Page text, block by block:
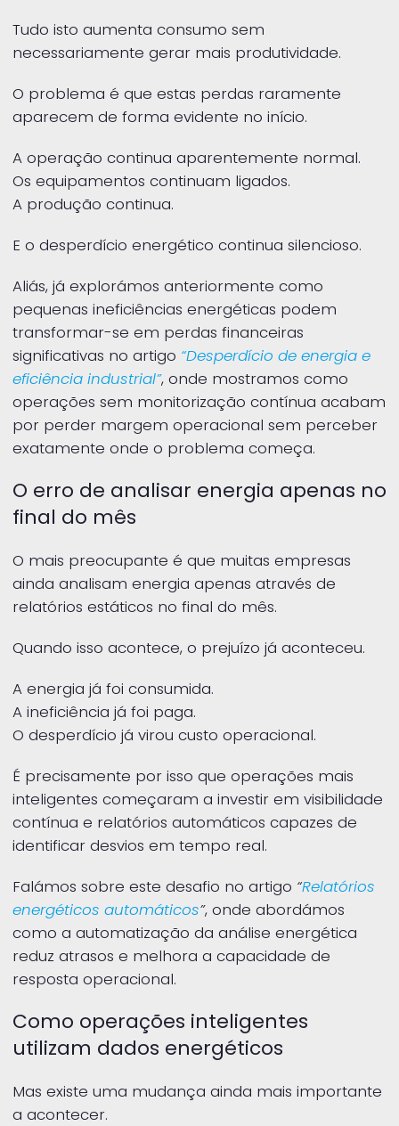
Tudo isto aumenta consumo sem
necessariamente gerar mais produtividade.
O problema é que estas perdas raramente
aparecem de forma evidente no início.
A operação continua aparentemente normal.
Os equipamentos continuam ligados.
A produção continua.
E o desperdício energético continua silencioso.
Aliás, já explorámos anteriormente como
pequenas ineficiências energéticas podem
transformar-se em perdas financeiras
significativas no artigo “Desperdício de energia e
eficiência industrial”, onde mostramos como
operações sem monitorização contínua acabam
por perder margem operacional sem perceber
exatamente onde o problema começa.
O erro de analisar energia apenas no
final do mês
O mais preocupante é que muitas empresas
ainda analisam energia apenas através de
relatórios estáticos no final do mês.
Quando isso acontece, o prejuízo já aconteceu.
A energia já foi consumida.
A ineficiência já foi paga.
O desperdício já virou custo operacional.
É precisamente por isso que operações mais
inteligentes começaram a investir em visibilidade
contínua e relatórios automáticos capazes de
identificar desvios em tempo real.
Falámos sobre este desafio no artigo “Relatórios
energéticos automáticos”, onde abordámos
como a automatização da análise energética
reduz atrasos e melhora a capacidade de
resposta operacional.
Como operações inteligentes
utilizam dados energéticos
Mas existe uma mudança ainda mais importante
a acontecer.